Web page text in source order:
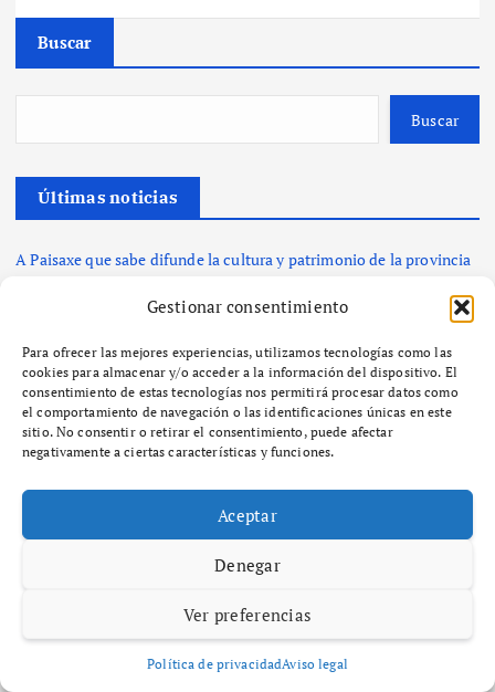
Gestionar consentimiento
Para ofrecer las mejores experiencias, utilizamos tecnologías como las
cookies para almacenar y/o acceder a la información del dispositivo. El
consentimiento de estas tecnologías nos permitirá procesar datos como
el comportamiento de navegación o las identificaciones únicas en este
sitio. No consentir o retirar el consentimiento, puede afectar
negativamente a ciertas características y funciones.
Aceptar
Denegar
Ver preferencias
Política de privacidadAviso legal
Buscar
Buscar
Últimas noticias
A Paisaxe que sabe difunde la cultura y patrimonio de la provincia
SEO y GEO: Cómo alinear la estrategia de contenidos con la
La app Freecash de Almedia lidera los rankings globales de la App
Store de iOS mientras las plataformas de recompensas se
generalizan
Freecash presenta una forma divertida y sencilla de ganar dinero
viendo vídeos de YouTube
¿Qué es el zoning y cómo afecta el desarrollo urbano en tu
No hay comentarios que mostrar.